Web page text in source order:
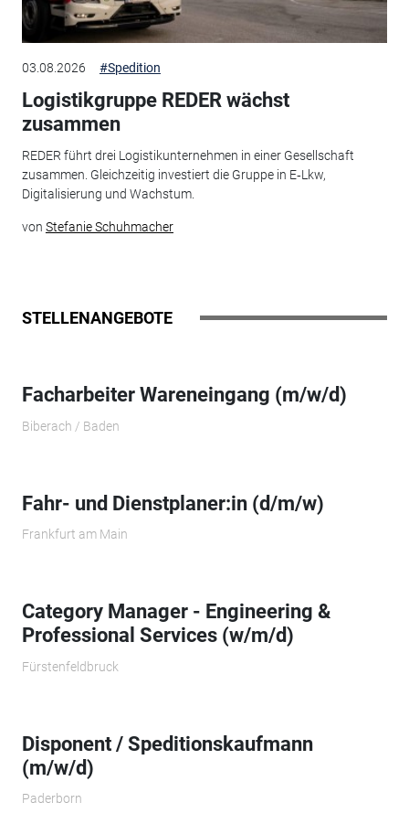
03.08.2026 #Spedition
Logistikgruppe REDER wächst
zusammen
REDER führt drei Logistikunternehmen in einer Gesellschaft
zusammen. Gleichzeitig investiert die Gruppe in E‑Lkw,
Digitalisierung und Wachstum.
von Stefanie Schuhmacher
STELLENANGEBOTE
Facharbeiter Wareneingang (m/w/d)
Biberach / Baden
Fahr- und Dienstplaner:in (d/m/w)
Frankfurt am Main
Category Manager - Engineering &
Professional Services (w/m/d)
Fürstenfeldbruck
Disponent / Speditionskaufmann
(m/w/d)
Paderborn